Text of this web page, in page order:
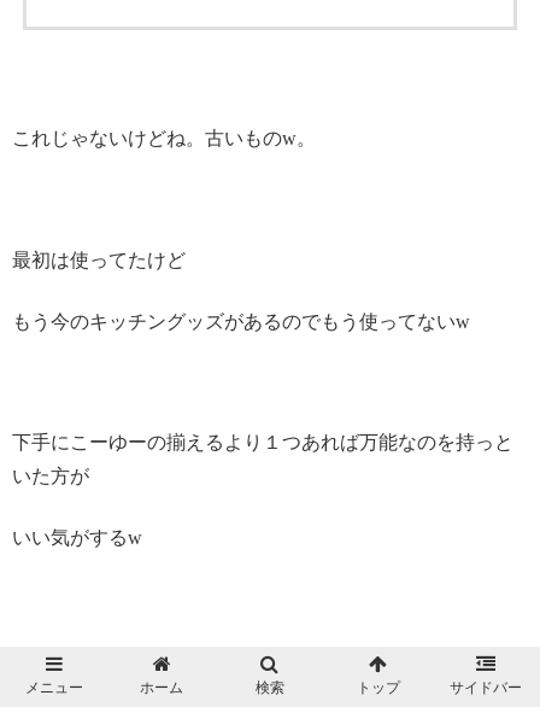
これじゃないけどね。古いものw。
最初は使ってたけど
もう今のキッチングッズがあるのでもう使ってないw
下手にこーゆーの揃えるより１つあれば万能なのを持っと
いた方が
いい気がするw
あ、そうそうあと最後に最近購入した
メニュー ホーム 検索 トップ サイドバー